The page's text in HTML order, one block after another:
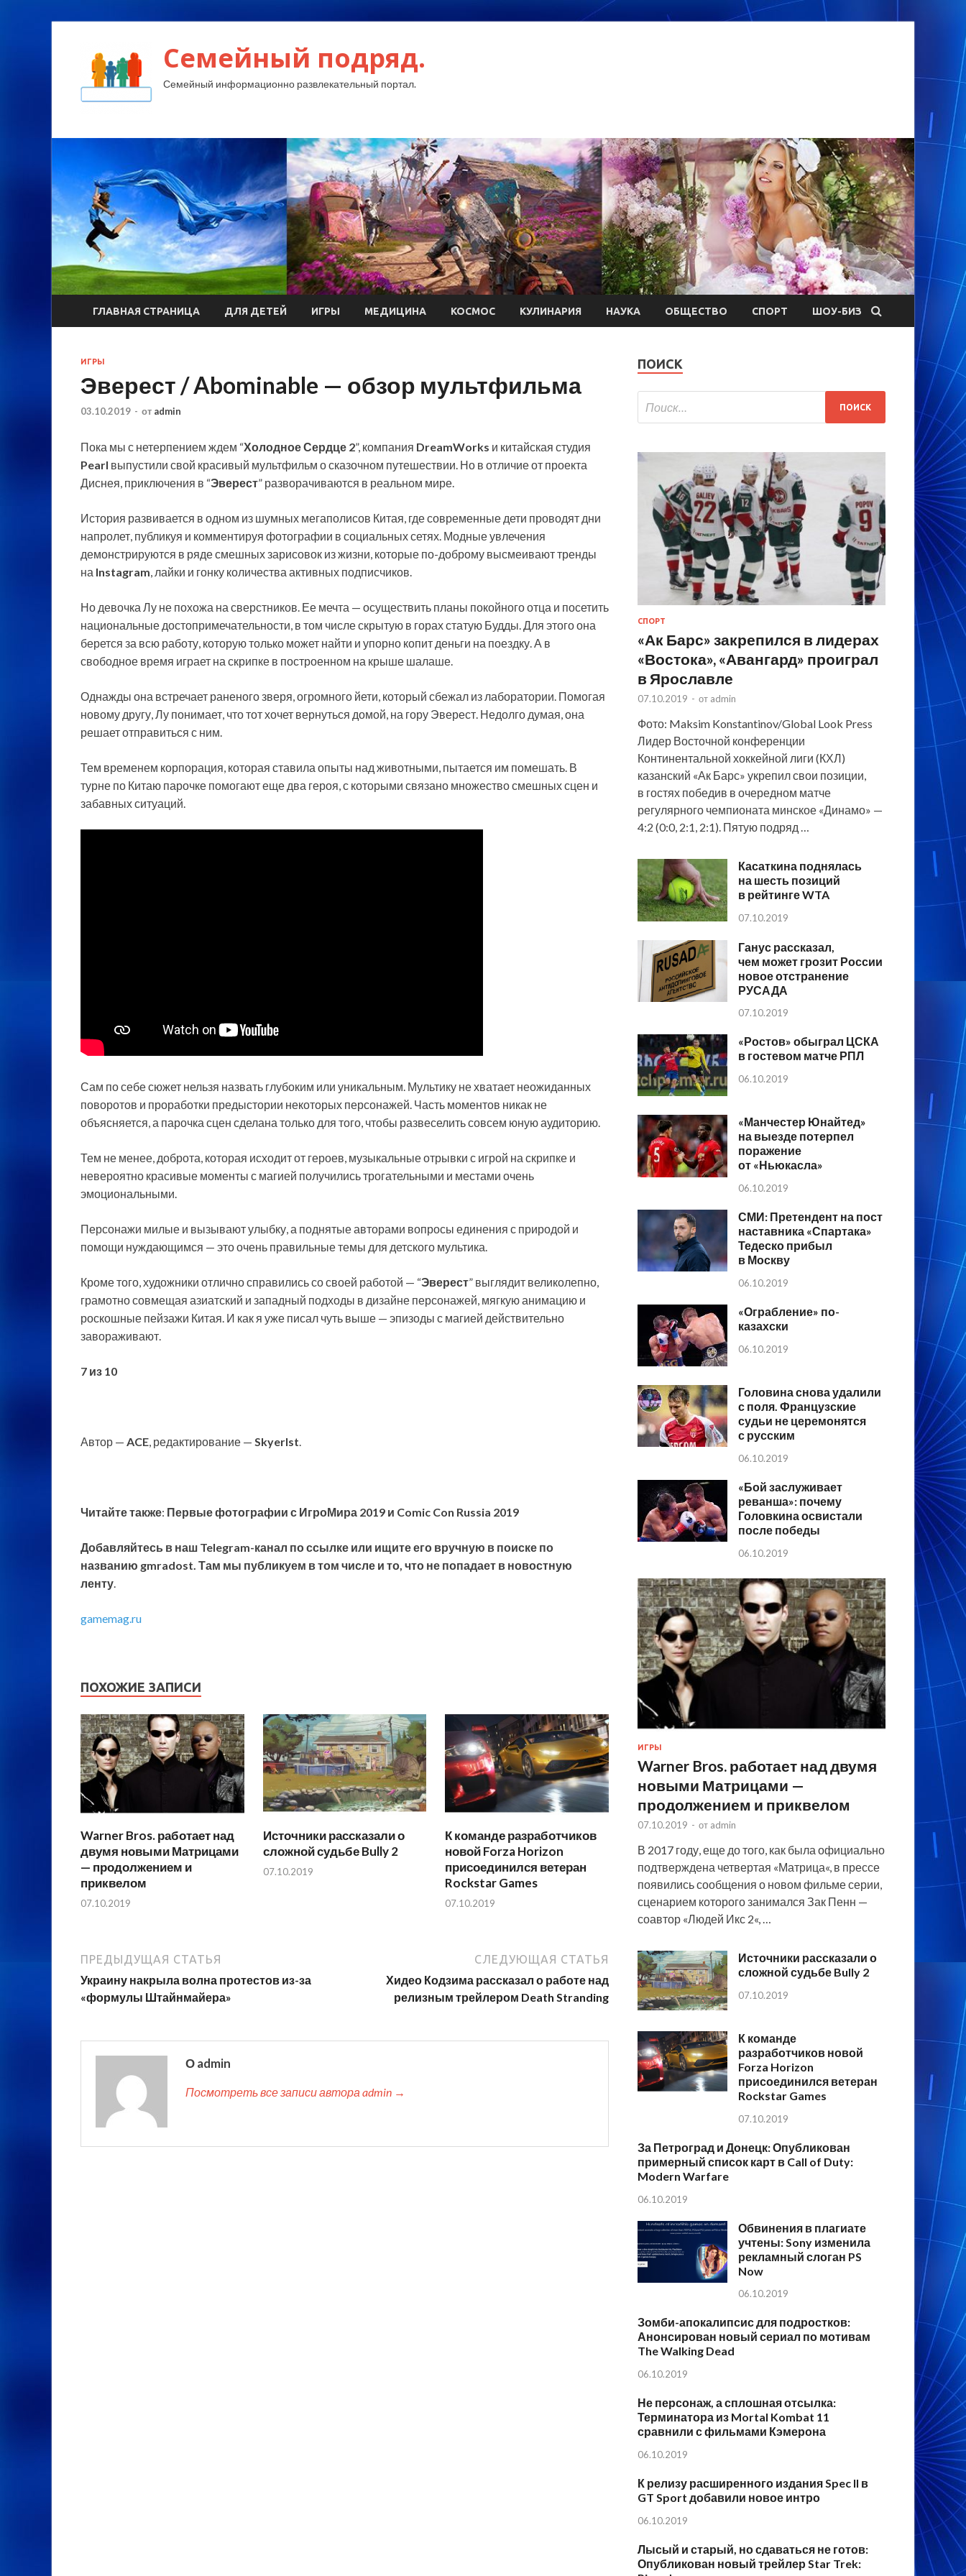
Семейный подряд.
Семейный информационно развлекательный портал.
ГЛАВНАЯ СТРАНИЦА ДЛЯ ДЕТЕЙ ИГРЫ МЕДИЦИНА КОСМОС КУЛИНАРИЯ НАУКА ОБЩЕСТВО СПОРТ ШОУ-БИЗ
ИГРЫ
Эверест / Abominable — обзор мультфильма
03.10.2019 - от admin
Пока мы с нетерпением ждем “Холодное Сердце 2”, компания DreamWorks и китайская студия
Pearl выпустили свой красивый мультфильм о сказочном путешествии. Но в отличие от проекта
Диснея, приключения в “Эверест” разворачиваются в реальном мире.
История развивается в одном из шумных мегаполисов Китая, где современные дети проводят дни
напролет, публикуя и комментируя фотографии в социальных сетях. Модные увлечения
демонстрируются в ряде смешных зарисовок из жизни, которые по-доброму высмеивают тренды
на Instagram , лайки и гонку количества активных подписчиков.
Но девочка Лу не похожа на сверстников. Ее мечта — осуществить планы покойного отца и посетить
национальные достопримечательности, в том числе скрытую в горах статую Будды. Для этого она
берется за всю работу, которую только может найти и упорно копит деньги на поездку. А в
свободное время играет на скрипке в построенном на крыше шалаше.
Однажды она встречает раненого зверя, огромного йети, который сбежал из лаборатории. Помогая
новому другу, Лу понимает, что тот хочет вернуться домой, на гору Эверест. Недолго думая, она
решает отправиться с ним.
Тем временем корпорация, которая ставила опыты над животными, пытается им помешать. В
турне по Китаю парочке помогают еще два героя, с которыми связано множество смешных сцен и
забавных ситуаций.
Сам по себе сюжет нельзя назвать глубоким или уникальным. Мультику не хватает неожиданных
поворотов и проработки предыстории некоторых персонажей. Часть моментов никак не
объясняется, а парочка сцен сделана только для того, чтобы развеселить совсем юную аудиторию.
Тем не менее, доброта, которая исходит от героев, музыкальные отрывки с игрой на скрипке и
невероятно красивые моменты с магией получились трогательными и местами очень
эмоциональными.
Персонажи милые и вызывают улыбку, а поднятые авторами вопросы единения с природой и
помощи нуждающимся — это очень правильные темы для детского мультика.
Кроме того, художники отлично справились со своей работой — “Эверест” выглядит великолепно,
грамотно совмещая азиатский и западный подходы в дизайне персонажей, мягкую анимацию и
роскошные пейзажи Китая. И как я уже писал чуть выше — эпизоды с магией действительно
завораживают.
7 из 10
Автор — ACE , редактирование — SkyerIst
Читайте также: Первые фотографии с ИгроМира 2019 и Comic Con Russia 2019
Добавляйтесь в наш Telegram-канал по ссылке или ищите его вручную в поиске по
названию gmradost. Там мы публикуем в том числе и то, что не попадает в новостную
ленту
gamemag.ru
ПОХОЖИЕ ЗАПИСИ
Warner Bros. работает над
двумя новыми Матрицами
— продолжением и
приквелом
07.10.2019
Источники рассказали о
сложной судьбе Bully 2
07.10.2019
К команде разработчиков
новой Forza Horizon
присоединился ветеран
Rockstar Games
07.10.2019
ПРЕДЫДУЩАЯ СТАТЬЯ
Украину накрыла волна протестов из-за
«формулы Штайнмайера»
СЛЕДУЮЩАЯ СТАТЬЯ
Хидео Кодзима рассказал о работе над
релизным трейлером Death Stranding
О admin
Посмотреть все записи автора admin →
ПОИСК
СПОРТ
«Ак Барс» закрепился в лидерах
«Востока», «Авангард» проиграл
в Ярославле
07.10.2019 - от admin
Фото: Maksim Konstantinov/Global Look Press
Лидер Восточной конференции
Континентальной хоккейной лиги (КХЛ)
казанский «Ак Барс» укрепил свои позиции,
в гостях победив в очередном матче
регулярного чемпионата минское «Динамо» —
4:2 (0:0, 2:1, 2:1). Пятую подряд …
Касаткина поднялась
на шесть позиций
в рейтинге WTA
07.10.2019
Ганус рассказал,
чем может грозит России
новое отстранение
РУСАДА
07.10.2019
«Ростов» обыграл ЦСКА
в гостевом матче РПЛ
06.10.2019
«Манчестер Юнайтед»
на выезде потерпел
поражение
от «Ньюкасла»
06.10.2019
СМИ: Претендент на пост
наставника «Спартака»
Тедеско прибыл
в Москву
06.10.2019
«Ограбление» по-
казахски
06.10.2019
Головина снова удалили
с поля. Французские
судьи не церемонятся
с русским
06.10.2019
«Бой заслуживает
реванша»: почему
Головкина освистали
после победы
06.10.2019
ИГРЫ
Warner Bros. работает над двумя
новыми Матрицами —
продолжением и приквелом
07.10.2019 - от admin
В 2017 году, еще до того, как была официально
подтверждена четвертая «Матрица«, в прессе
появились сообщения о новом фильме серии,
сценарием которого занимался Зак Пенн —
соавтор «Людей Икс 2«, …
Источники рассказали о
сложной судьбе Bully 2
07.10.2019
К команде
разработчиков новой
Forza Horizon
присоединился ветеран
Rockstar Games
07.10.2019
За Петроград и Донецк: Опубликован
примерный список карт в Call of Duty:
Modern Warfare
06.10.2019
Обвинения в плагиате
учтены: Sony изменила
рекламный слоган PS
Now
06.10.2019
Зомби-апокалипсис для подростков:
Анонсирован новый сериал по мотивам
The Walking Dead
06.10.2019
Не персонаж, а сплошная отсылка:
Терминатора из Mortal Kombat 11
сравнили с фильмами Кэмерона
06.10.2019
К релизу расширенного издания Spec II в
GT Sport добавили новое интро
06.10.2019
Лысый и старый, но сдаваться не готов:
Опубликован новый трейлер Star Trek: